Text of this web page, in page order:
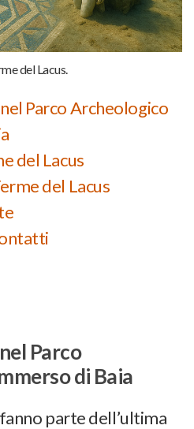
del Lacus.
Parco Archeologico
del Lacus
del Lacus
Parco
di Baia
fanno parte dell’ultima